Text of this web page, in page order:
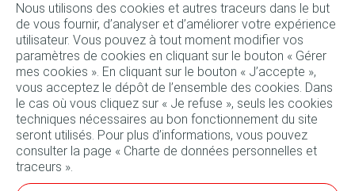
Forfait vidange Quartz 7000 10W-40 bidon 4L + Filtre à
huile + Main d'œuvre
161 TND
140 TND
Réserver
Suivez-nous
Nous utilisons des cookies et autres traceurs dans le but
de vous fournir, d’analyser et d’améliorer votre expérience
utilisateur. Vous pouvez à tout moment modifier vos
paramètres de cookies en cliquant sur le bouton « Gérer
mes cookies ». En cliquant sur le bouton « J’accepte »,
vous acceptez le dépôt de l’ensemble des cookies. Dans
le cas où vous cliquez sur « Je refuse », seuls les cookies
techniques nécessaires au bon fonctionnement du site
seront utilisés. Pour plus d’informations, vous pouvez
consulter la page « Charte de données personnelles et
traceurs ».